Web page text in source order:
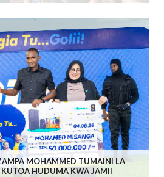
MOHAMMED TUMAINI LA
HUDUMA KWA JAMII